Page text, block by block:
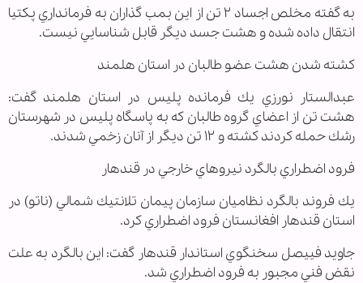
به گفته مخلص اجساد ۲ تن از اين بمب گذاران به فرمانداري پكتيا
انتقال داده شده و هشت جسد ديگر قابل شناسايي نيست.
كشته شدن هشت عضو طالبان در استان هلمند
عبدالستار نورزي يك فرمانده پليس در استان هلمند گفت:
هشت تن از اعضاي گروه طالبان كه به پاسگاه پليس در شهرستان
رشك حمله كردند كشته و ۱۲ تن ديگر از آنان زخمي شدند.
فرود اضطراري بالگرد نيروهاي خارجي در قندهار
يك فروند بالگرد نظاميان سازمان پيمان تلانتيك شمالي (ناتو) در
استان قندهار افغانستان فرود اضطراري كرد.
جاويد فييصل سخنگوي استاندار قندهار گفت: اين بالگرد به علت
نقض فني مجبور به فرود اضطراري شد.